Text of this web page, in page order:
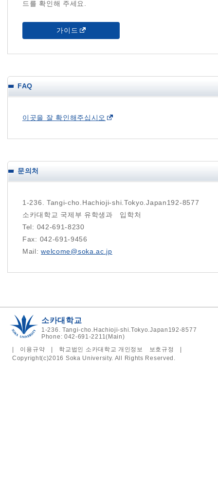
드를 확인해 주세요.
가이드
FAQ
이곳을 잘 확인해주십시오
문의처
1-236. Tangi-cho.Hachioji-shi.Tokyo.Japan192-8577
소카대학교 국제부 유학생과 입학처
Tel: 042-691-8230
Fax: 042-691-9456
Mail:welcome@soka.ac.jp
소카대학교
1-236. Tangi-cho.Hachioji-shi.Tokyo.Japan192-8577
Phone: 042-691-2211(Main)
이용규약 학교법인 소카대학교 개인정보 보호규정
Copyright(c)2016 Soka University. All Rights Reserved.